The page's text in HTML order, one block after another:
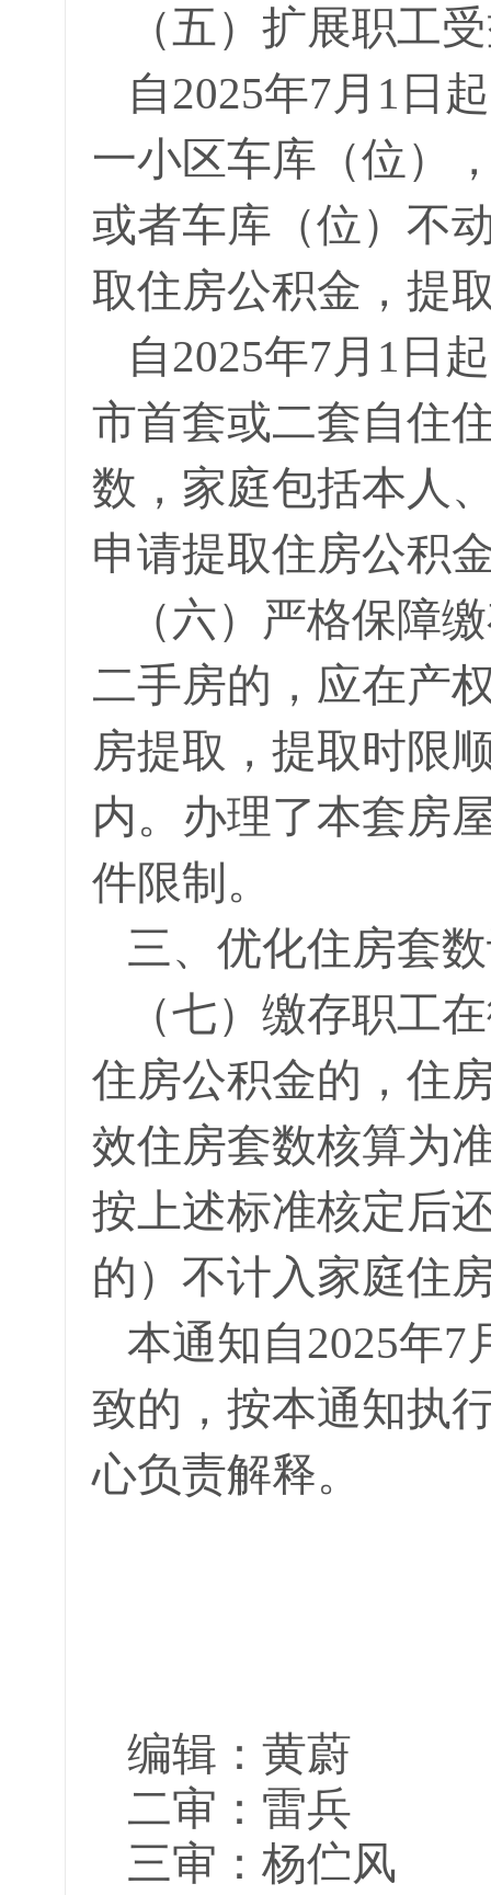
（五）扩展职工
自2025年7月1日
一小区车库（位）
或者车库（位）不
取住房公积金，提
自2025年7月1日
市首套或二套自住
数，家庭包括本人
申请提取住房公积
（六）严格保障
二手房的，应在产
房提取，提取时限
内。办理了本套房
件限制。
三、优化住房套
（七）缴存职工
住房公积金的，住
效住房套数核算为
按上述标准核定后
的）不计入家庭住
本通知自2025年7
致的，按本通知执
心负责解释。
编辑：黄蔚
二审：雷兵
三审：杨伫风